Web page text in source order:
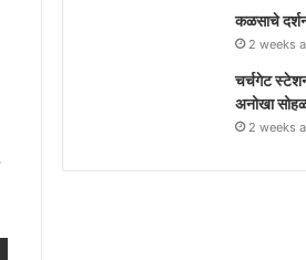
कळसाचे
2 weeks
चर्चगेट
अनोखा
2 weeks